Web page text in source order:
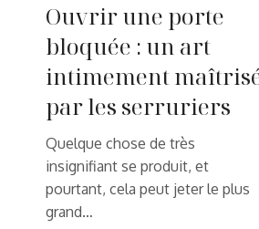
Ouvrir une porte
bloquée : un art
intimement
par les serruriers
Quelque chose de très
insignifiant se produit, et
pourtant, cela peut jeter le plus
grand…